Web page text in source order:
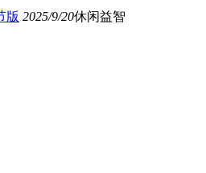
版 2025/9/20休闲益智